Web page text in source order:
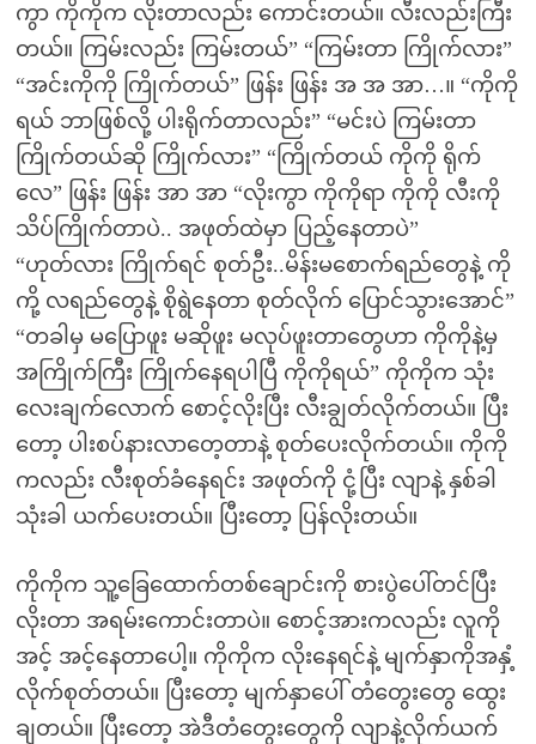
ကွာ ကိုကိုက လိုးတာလည်း ကောင်းတယ်။ လီးလည်းကြီး
တယ်။ ကြမ်းလည်း ကြမ်းတယ်” “ကြမ်းတာ ကြိုက်လား”
“အင်းကိုကို ကြိုက်တယ်” ဖြန်း ဖြန်း အ အ အာ…။ “ကိုကို
ရယ် ဘာဖြစ်လို့ ပါးရိုက်တာလည်း” “မင်းပဲ ကြမ်းတာ
ကြိုက်တယ်ဆို ကြိုက်လား” “ကြိုက်တယ် ကိုကို ရိုက်
လေ” ဖြန်း ဖြန်း အာ အာ “လိုးကွာ ကိုကိုရာ ကိုကို လီးကို
သိပ်ကြိုက်တာပဲ.. အဖုတ်ထဲမှာ ပြည့်နေတာပဲ”
“ဟုတ်လား ကြိုက်ရင် စုတ်ဦး..မိန်းမစောက်ရည်တွေနဲ့ ကို
ကို့ လရည်တွေနဲ့ စိုရွဲနေတာ စုတ်လိုက် ပြောင်သွားအောင်”
“တခါမှ မပြောဖူး မဆိုဖူး မလုပ်ဖူးတာတွေဟာ ကိုကိုနဲ့မှ
အကြိုက်ကြီး ကြိုက်နေရပါပြီ ကိုကိုရယ်” ကိုကိုက သုံး
လေးချက်လောက် စောင့်လိုးပြီး လီးချွတ်လိုက်တယ်။ ပြီး
တော့ ပါးစပ်နားလာတေ့တာနဲ့ စုတ်ပေးလိုက်တယ်။ ကိုကို
ကလည်း လီးစုတ်ခံနေရင်း အဖုတ်ကို ငုံ့ပြီး လျာနဲ့ နှစ်ခါ
သုံးခါ ယက်ပေးတယ်။ ပြီးတော့ ပြန်လိုးတယ်။
ကိုကိုက သူ့ခြေထောက်တစ်ချောင်းကို စားပွဲပေါ်တင်ပြီး
လိုးတာ အရမ်းကောင်းတာပဲ။ စောင့်အားကလည်း လူကို
အင့် အင့်နေတာပေါ့။ ကိုကိုက လိုးနေရင်နဲ့ မျက်နှာကိုအနှံ့
လိုက်စုတ်တယ်။ ပြီးတော့ မျက်နှာပေါ် တံတွေးတွေ ထွေး
ချတယ်။ ပြီးတော့ အဲဒီတံတွေးတွေကို လျာနဲ့လိုက်ယက်